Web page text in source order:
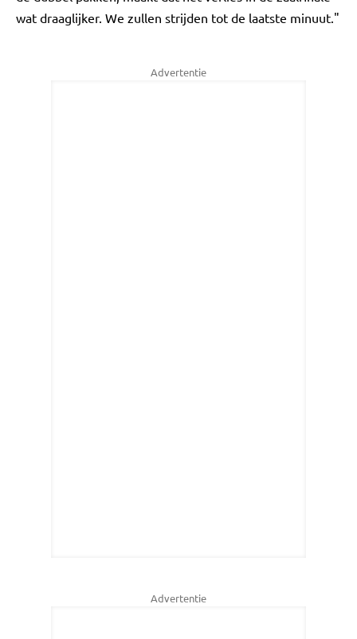
wat draaglijker. We zullen strijden tot de laatste minuut."
Advertentie
Advertentie